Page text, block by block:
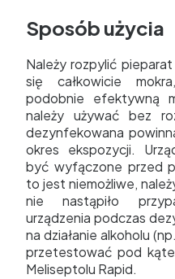
Sposób użycia
Należy rozpylić
się całkowicie
podobnie efektywną
należy używać bez
dezynfekowana
okres ekspozycji.
być wyfączone przed
to jest niemożliwe,
nie nastąpiło
urządzenia podczas
na działanie alkoholu
przetestować pod
Meliseptolu Rapid.